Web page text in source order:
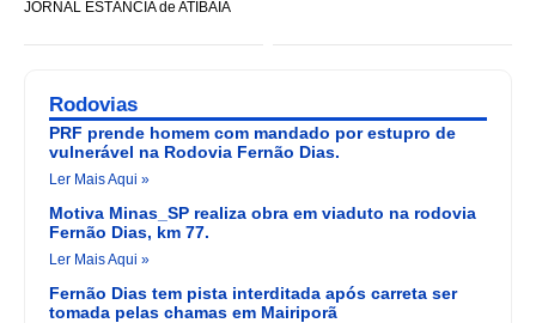
JORNAL ESTÂNCIA de ATIBAIA
Rodovias
PRF prende homem com mandado por estupro de
vulnerável na Rodovia Fernão Dias.
Ler Mais Aqui »
Motiva Minas_SP realiza obra em viaduto na rodovia
Fernão Dias, km 77.
Ler Mais Aqui »
Fernão Dias tem pista interditada após carreta ser
tomada pelas chamas em Mairiporã